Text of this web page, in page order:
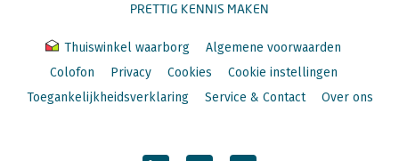
PRETTIG KENNIS MAKEN
Thuiswinkel waarborg
Algemene voorwaarden
Colofon
Privacy Cookies
Cookie instellingen
Toegankelijkheidsverklaring
Service & Contact Over ons